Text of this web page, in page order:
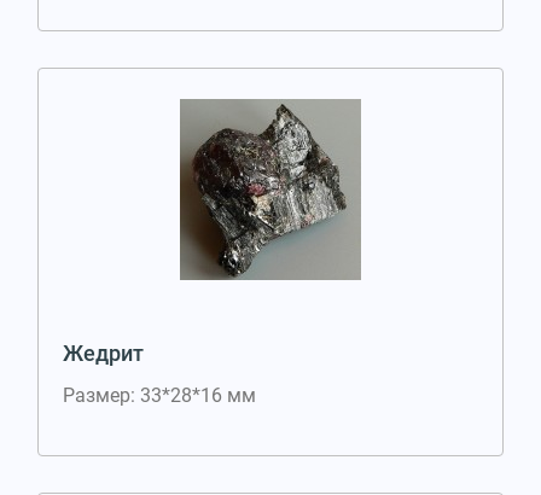
Жедрит
Размер: 33*28*16 мм